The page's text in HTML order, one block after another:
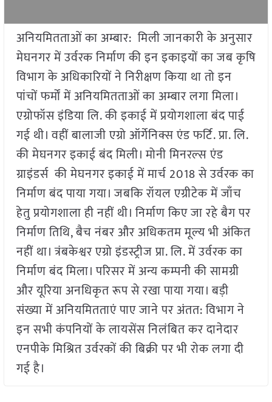
अनियमितताओं का अम्बार: मिली जानकारी के अनुसार
मेघनगर में उर्वरक निर्माण की इन इकाइयों का जब कृषि
विभाग के अधिकारियों ने निरीक्षण किया था तो इन
पांचों फर्मों में अनियमितताओं का अम्बार लगा मिला।
एग्रोफॉस इंडिया लि. की इकाई में प्रयोगशाला बंद पाई
गई थी। वहीं बालाजी एग्रो ऑर्गेनिक्स एंड फर्टि. प्रा. लि.
की मेघनगर इकाई बंद मिली। मोनी मिनरल्स एंड
ग्राइंडर्स की मेघनगर इकाई में मार्च 2018 से उर्वरक का
निर्माण बंद पाया गया। जबकि रॉयल एग्रीटेक में जाँच
हेतु प्रयोगशाला ही नहीं थी। निर्माण किए जा रहे बैग पर
निर्माण तिथि, बैच नंबर और अधिकतम मूल्य भी अंकित
नहीं था। त्रंबकेश्वर एग्रो इंडस्ट्रीज प्रा. लि. में उर्वरक का
निर्माण बंद मिला। परिसर में अन्य कम्पनी की सामग्री
और यूरिया अनधिकृत रूप से रखा पाया गया। बड़ी
संख्या में अनियमितताएं पाए जाने पर अंतत: विभाग ने
इन सभी कंपनियों के लायसेंस निलंबित कर दानेदार
एनपीके मिश्रित उर्वरकों की बिक्री पर भी रोक लगा दी
गई है।